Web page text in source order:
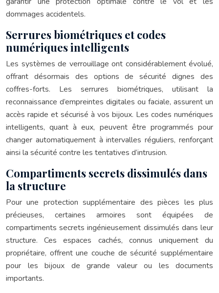
dommages accidentels.
Serrures biométriques et codes
numériques intelligents
Les systèmes de verrouillage ont considérablement évolué,
offrant désormais des options de sécurité dignes des
coffres-forts. Les serrures biométriques, utilisant la
reconnaissance d’empreintes digitales ou faciale, assurent un
accès rapide et sécurisé à vos bijoux. Les codes numériques
intelligents, quant à eux, peuvent être programmés pour
changer automatiquement à intervalles réguliers, renforçant
ainsi la sécurité contre les tentatives d’intrusion.
Compartiments secrets dissimulés dans
la structure
Pour une protection supplémentaire des pièces les plus
précieuses, certaines armoires sont équipées de
compartiments secrets ingénieusement dissimulés dans leur
structure. Ces espaces cachés, connus uniquement du
propriétaire, offrent une couche de sécurité supplémentaire
pour les bijoux de grande valeur ou les documents
importants.